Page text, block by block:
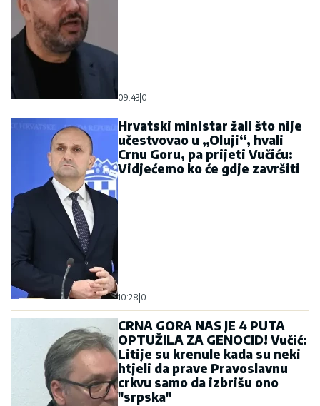
09:43 0
Hrvatski ministar žali što nije
učestvovao u „Oluji“, hvali
Crnu Goru, pa prijeti Vučiću:
Vidjećemo ko će gdje završiti
10:28 0
CRNA GORA NAS JE 4 PUTA
OPTUŽILA ZA GENOCID! Vučić:
Litije su krenule kada su neki
htjeli da prave Pravoslavnu
crkvu samo da izbrišu ono
"srpska"